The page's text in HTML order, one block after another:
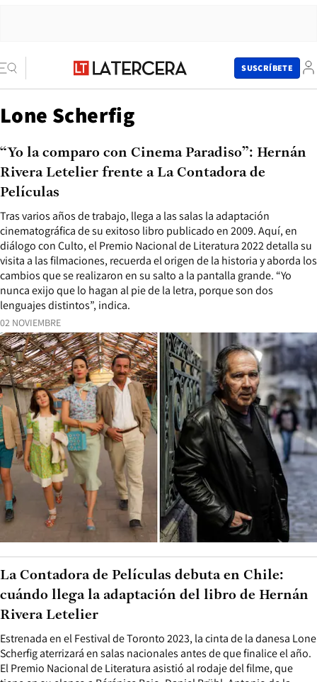
SUSCRÍBETE
Lone Scherfig
02 NOVIEMBRE
Tras varios años de trabajo, llega a las salas la adaptación
cinematográfica de su exitoso libro publicado en 2009. Aquí, en
diálogo con Culto, el Premio Nacional de Literatura 2022 detalla su
visita a las filmaciones, recuerda el origen de la historia y aborda los
cambios que se realizaron en su salto a la pantalla grande. “Yo
nunca exijo que lo hagan al pie de la letra, porque son dos
lenguajes distintos”, indica.
“Yo la comparo con Cinema Paradiso”: Hernán
Rivera Letelier frente a La Contadora de
Películas
Estrenada en el Festival de Toronto 2023, la cinta de la danesa Lone
Scherfig aterrizará en salas nacionales antes de que finalice el año.
El Premio Nacional de Literatura asistió al rodaje del filme, que
La Contadora de Películas debuta en Chile:
cuándo llega la adaptación del libro de Hernán
Rivera Letelier